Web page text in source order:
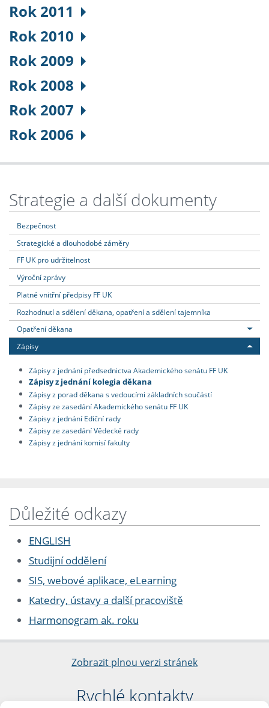
Rok 2011
Rok 2010
Rok 2009
Rok 2008
Rok 2007
Rok 2006
Strategie a další dokumenty
Bezpečnost
Strategické a dlouhodobé záměry
FF UK pro udržitelnost
Výroční zprávy
Platné vnitřní předpisy FF UK
Rozhodnutí a sdělení děkana, opatření a sdělení tajemníka
Opatření děkana
Zápisy
Zápisy z jednání předsednictva Akademického senátu FF UK
Zápisy z jednání kolegia děkana
Zápisy z porad děkana s vedoucími základních součástí
Zápisy ze zasedání Akademického senátu FF UK
Zápisy z jednání Ediční rady
Zápisy ze zasedání Vědecké rady
Zápisy z jednání komisí fakulty
Důležité odkazy
ENGLISH
Studijní oddělení
SIS, webové aplikace, eLearning
Katedry, ústavy a další pracoviště
Harmonogram ak. roku
Zobrazit plnou verzi stránek
Rychlé kontakty